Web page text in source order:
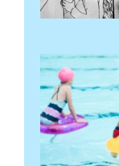
مزید پڑھ "
کیا
آپ
لوگ
ہیں؟
21
اپریل